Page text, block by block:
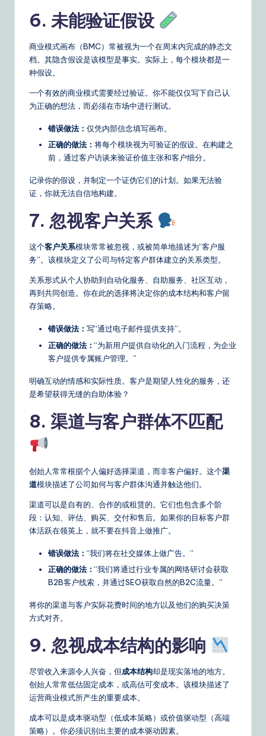
6. 未能验证假设
商业模式画布（BMC）常被视为一个在周末内完成的静态文
档。其隐含假设是该模型是事实。实际上，每个模块都是一
种假设。
一个有效的商业模式需要经过验证。你不能仅仅写下自己认
为正确的想法，而必须在市场中进行测试。
错误做法： 仅凭内部信念填写画布。
正确的做法： 将每个模块视为可验证的假设。在构建之
前，通过客户访谈来验证价值主张和客户细分。
记录你的假设，并制定一个证伪它们的计划。如果无法验
证，你就无法自信地构建。
7. 忽视客户关系
这个客户关系模块常常被忽视，或被简单地描述为“客户服
务”。该模块定义了公司与特定客户群体建立的关系类型。
关系形式从个人协助到自动化服务、自助服务、社区互动，
再到共同创造。你在此的选择将决定你的成本结构和客户留
存策略。
错误做法： 写“通过电子邮件提供支持”。
正确的做法：“为新用户提供自动化的入门流程，为企业
客户提供专属账户管理。”
明确互动的情感和实际性质。客户是期望人性化的服务，还
是希望获得无缝的自助体验？
8. 渠道与客户群体不匹配
创始人常常根据个人偏好选择渠道，而非客户偏好。这个渠
道模块描述了公司如何与客户群体沟通并触达他们。
渠道可以是自有的、合作的或租赁的。它们也包含多个阶
段：认知、评估、购买、交付和售后。如果你的目标客户群
体活跃在领英上，就不要在抖音上做推广。
错误做法：“我们将在社交媒体上做广告。”
正确的做法：“我们将通过行业专属的网络研讨会获取
B2B客户线索，并通过SEO获取自然的B2C流量。”
将你的渠道与客户实际花费时间的地方以及他们的购买决策
方式对齐。
9. 忽视成本结构的影响
尽管收入来源令人兴奋，但成本结构却是现实落地的地方。
创始人常常低估固定成本，或高估可变成本。该模块描述了
运营商业模式所产生的重要成本。
成本可以是成本驱动型（低成本策略）或价值驱动型（高端
策略）。你必须识别出主要的成本驱动因素。